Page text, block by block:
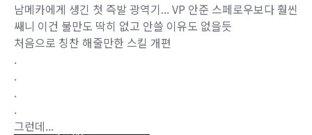
남메카에게 생긴 첫 즉발 광역기... VP 안준 스페로우보다 훨씬
쌔니 이건 불만도 딱히 없고 안쓸 이유도 없을듯
처음으로 칭찬 해줄만한 스킬 개편
.
.
.
.
그런데...